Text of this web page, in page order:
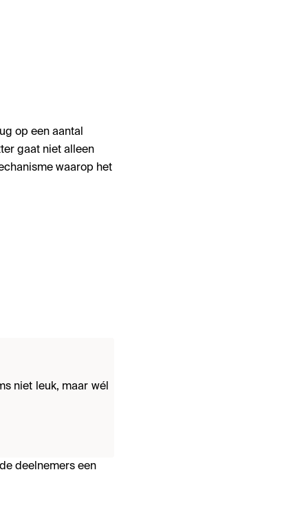
op een aantal
gaat niet alleen
waarop het
niet leuk, maar wél
deelnemers een